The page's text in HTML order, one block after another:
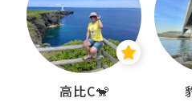
高比C🐒